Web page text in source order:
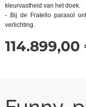
kleurvastheid van het doek.
- Bij de Fratello parasol
verlichting.
114.899,00